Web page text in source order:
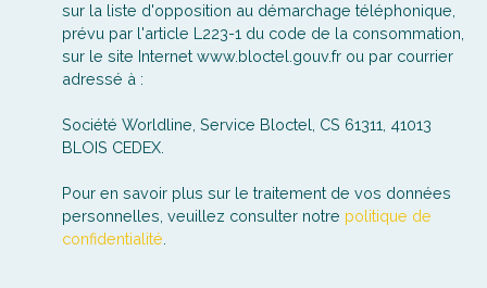
sur la liste d'opposition au démarchage téléphonique,
prévu par l'article L223-1 du code de la consommation,
sur le site Internet www.bloctel.gouv.fr ou par courrier
adressé à :
Société Worldline, Service Bloctel, CS 61311, 41013
BLOIS CEDEX.
Pour en savoir plus sur le traitement de vos données
personnelles, veuillez consulter notre politique de
confidentialité.